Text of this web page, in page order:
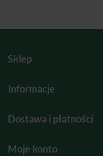
Sklep
Informacje
Dostawa i płatności
Moje konto